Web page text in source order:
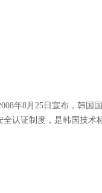
年8月25日宣布，韩国
认证制度，是韩国技术